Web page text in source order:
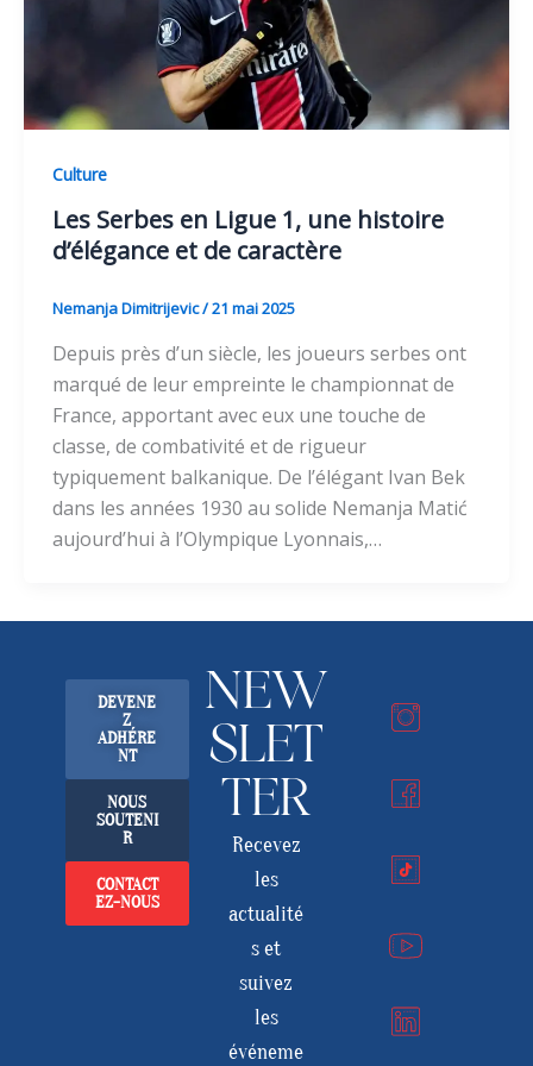
Culture
Les Serbes en Ligue 1, une histoire
d’élégance et de caractère
Nemanja Dimitrijevic/21 mai 2025
Depuis près d’un siècle, les joueurs serbes ont
marqué de leur empreinte le championnat de
France, apportant avec eux une touche de
classe, de combativité et de rigueur
typiquement balkanique. De l’élégant Ivan Bek
dans les années 1930 au solide Nemanja Matić
aujourd’hui à l’Olympique Lyonnais,…
DEVENE
Z
ADHÉRE
NT
NOUS
SOUTENI
R
CONTACT
EZ-NOUS
NEW
SLET
TER
Recevez
les
actualité
s et
suivez
les
événeme